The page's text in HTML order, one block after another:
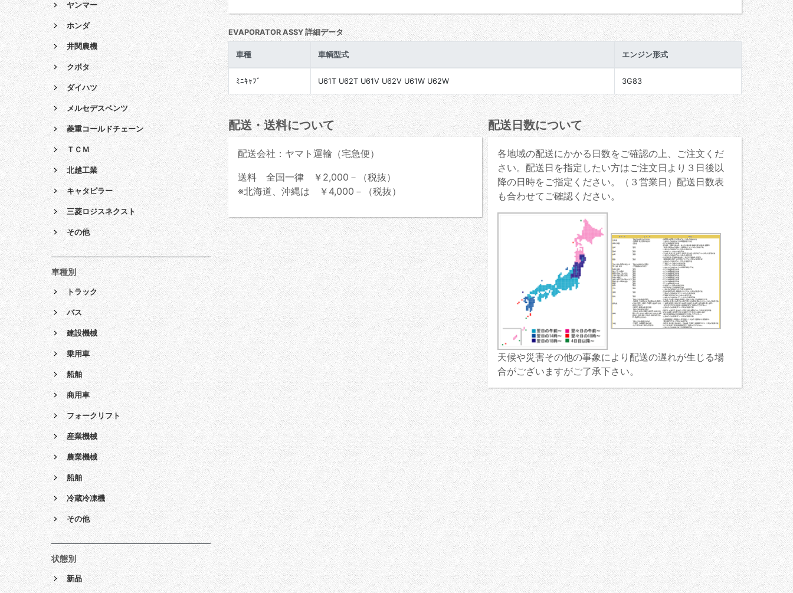
EVAPORATOR ASSY 詳細データ
車種 車輌型式 エンジン形式
ﾐﾆｷｬﾌﾞ U61T U62T U61V U62V U61W U62W 3G83
配送・送料について
配送会社：ヤマト運輸（宅急便）
送料 全国一律 ￥2,000－（税抜）
※北海道、沖縄は ￥4,000－（税抜）
配送日数について
各地域の配送にかかる日数をご確認の上、ご注文くだ
さい。配送日を指定したい方はご注文日より３日後以
降の日時をご指定ください。（３営業日）配送日数表
も合わせてご確認ください。
天候や災害その他の事象により配送の遅れが生じる場
合がございますがご了承下さい。
ヤンマー
ホンダ
井関農機
クボタ
ダイハツ
メルセデスベンツ
菱重コールドチェーン
ＴＣＭ
北越工業
キャタピラー
三菱ロジスネクスト
その他
車種別
トラック
バス
建設機械
乗用車
船舶
商用車
フォークリフト
産業機械
農業機械
船舶
冷蔵冷凍機
その他
状態別
新品